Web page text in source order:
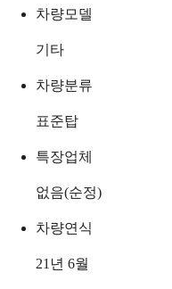
차량모델
기타
차량분류
표준탑
특장업체
없음(순정)
차량연식
21년 6월